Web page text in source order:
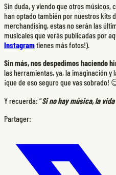
Sin duda, y viendo que otros músicos,
han optado también por nuestros kits
merchandising, estas no serán las
musicales que verás publicadas por
Instagramtienes más fotos!).
Sin más, nos despedimos haciendo
las herramientas, ya, la imaginación
¡que de eso seguro que vas sobrado!
Y recuerda: “Si no hay música, la
Partager: